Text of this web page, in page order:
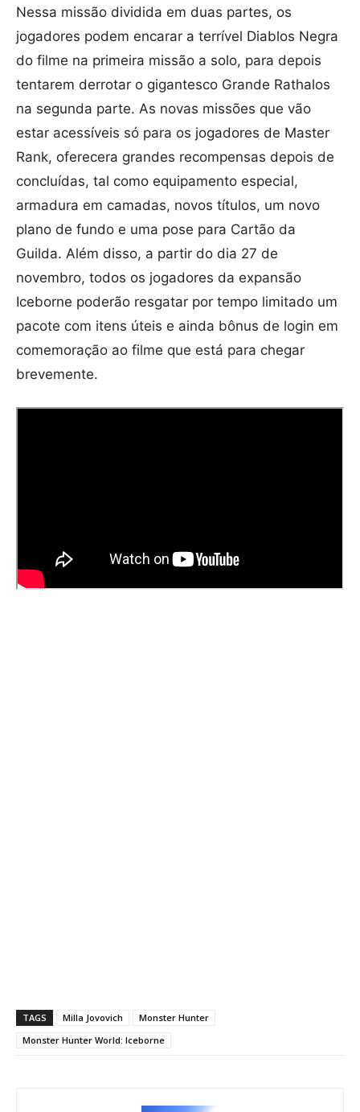
Nessa missão dividida em duas partes, os
jogadores podem encarar a terrível Diablos Negra
do filme na primeira missão a solo, para depois
tentarem derrotar o gigantesco Grande Rathalos
na segunda parte. As novas missões que vão
estar acessíveis só para os jogadores de Master
Rank, oferecera grandes recompensas depois de
concluídas, tal como equipamento especial,
armadura em camadas, novos títulos, um novo
plano de fundo e uma pose para Cartão da
Guilda. Além disso, a partir do dia 27 de
novembro, todos os jogadores da expansão
Iceborne poderão resgatar por tempo limitado um
pacote com itens úteis e ainda bônus de login em
comemoração ao filme que está para chegar
brevemente.
TAGS Milla Jovovich
Monster Hunter
Monster Hunter World: Iceborne